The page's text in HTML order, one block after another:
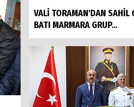
VALİ TORAMAN'DAN SAHİL
BATI MARMARA GRUP...